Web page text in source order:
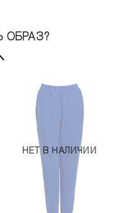
ОБРАЗ?
НЕТ В НАЛИЧИИ